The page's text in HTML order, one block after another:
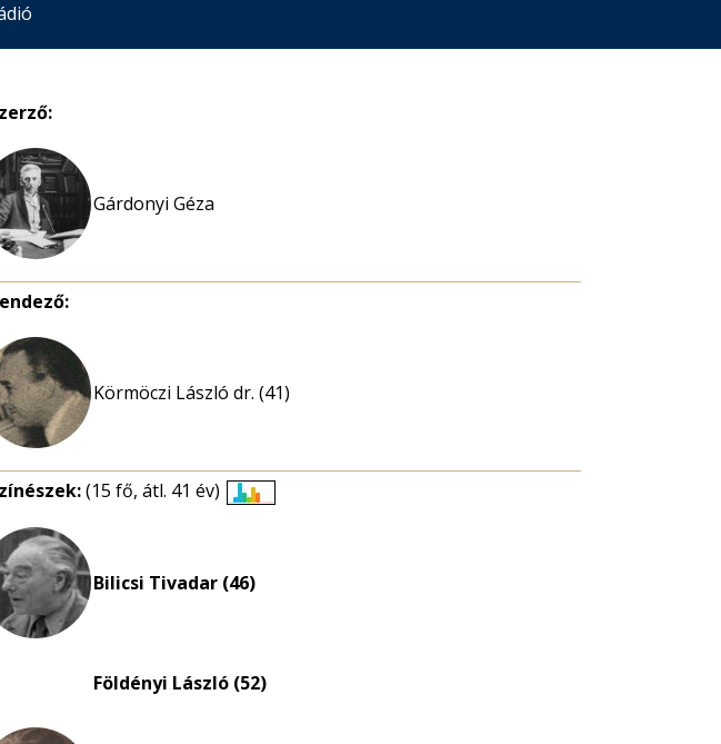
Gárdonyi Géza
Körmöczi László dr. (41)
(15 fő, átl. 41 év)
Bilicsi Tivadar (46)
Földényi László (52)